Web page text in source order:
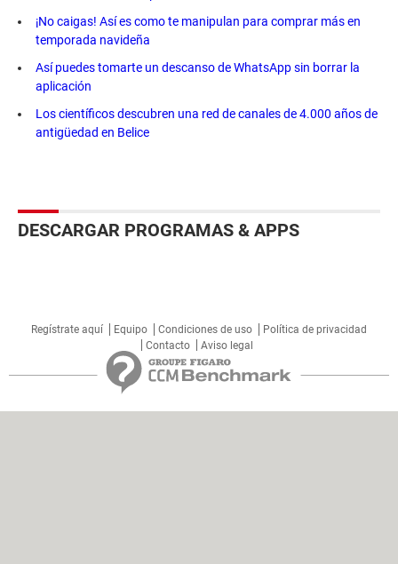
¡No caigas! Así es como te manipulan para comprar más en
temporada navideña
Así puedes tomarte un descanso de WhatsApp sin borrar la
aplicación
Los científicos descubren una red de canales de 4.000 años de
antigüedad en Belice
DESCARGAR PROGRAMAS & APPS
Regístrate aquí Equipo Condiciones de uso
Política de privacidad
Contacto
Aviso legal